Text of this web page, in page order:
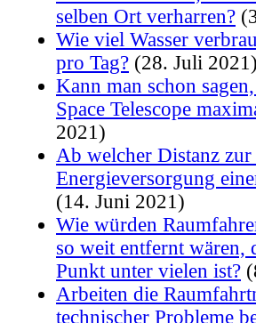
selben Ort verharren?
Wie viel Wasser
pro Tag? (28. Juli 2021)
Kann man schon
Space Telescope
2021)
Ab welcher Distanz
Energieversorgung
(14. Juni 2021)
Wie würden
so weit entfernt wären,
Punkt unter vielen ist?
Arbeiten die
technischer Probleme